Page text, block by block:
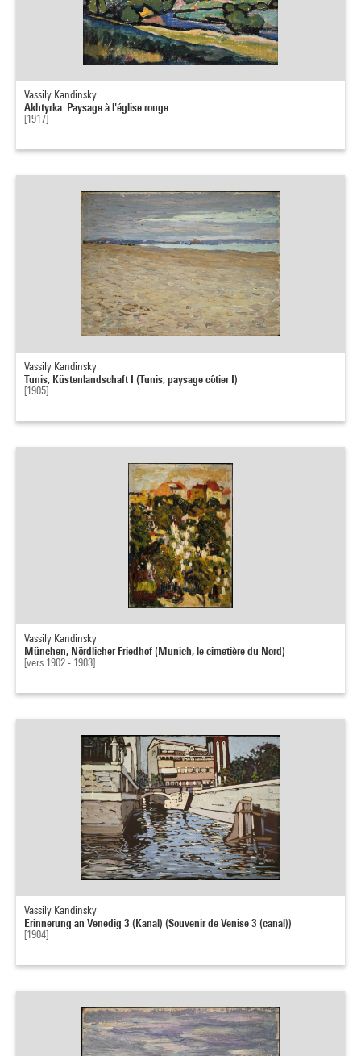
Vassily Kandinsky
Akhtyrka. Paysage à l'église rouge
[1917]
Vassily Kandinsky
Tunis, Küstenlandschaft I (Tunis, paysage côtier I)
[1905]
Vassily Kandinsky
München, Nördlicher Friedhof (Munich, le cimetière du Nord)
[vers 1902 - 1903]
Vassily Kandinsky
Erinnerung an Venedig 3 (Kanal) (Souvenir de Venise 3 (canal))
[1904]